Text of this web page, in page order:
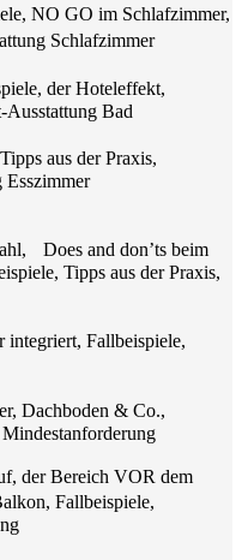
NO GO im Schlafzimmer,
Schlafzimmer
der Hoteleffekt,
Ausstattung Bad
aus der Praxis,
Esszimmer
Does and don’ts beim
Tipps aus der Praxis,
integriert, Fallbeispiele,
Dachboden & Co.,
der Bereich VOR dem
Fallbeispiele,